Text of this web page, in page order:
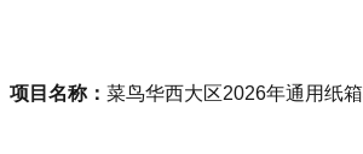
项目名称： 菜鸟华西大区2026年通用纸